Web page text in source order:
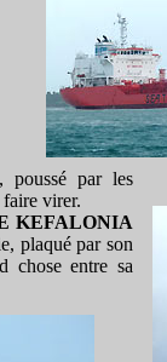
poussé par les
virer.
KEFALONIA
plaqué par son
chose entre sa